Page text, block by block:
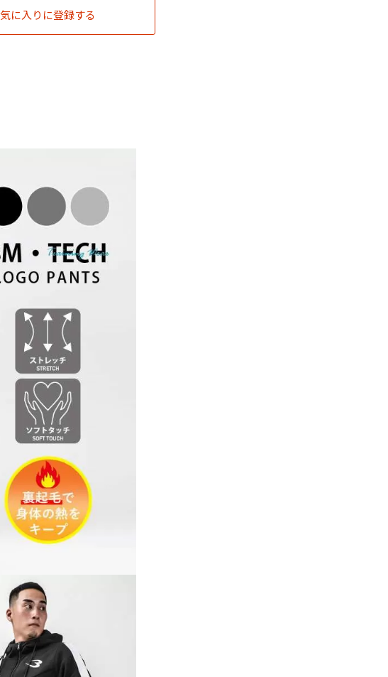
に入りに登録する